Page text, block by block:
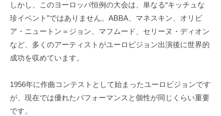
i
y
a
m
a
しかし、このヨーロッパ恒例の大会は、単なる“キッチュな
珍イベント”ではありません。ABBA、マネスキン、オリビ
ア・ニュートン＝ジョン、マフムード、セリーヌ・ディオン
など、多くのアーティストがユーロビジョン出演後に世界的
成功を収めています。
1956年に作曲コンテストとして始まったユーロビジョンです
が、現在では優れたパフォーマンスと個性が同じくらい重要
です。